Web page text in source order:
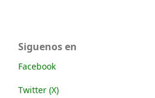
Siguenos en
Facebook
Twitter (X)